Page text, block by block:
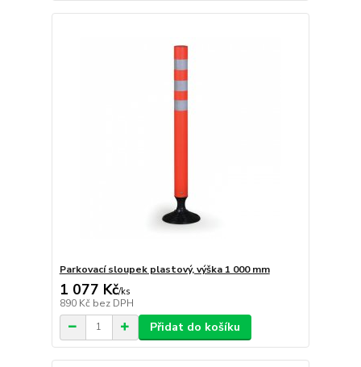
Parkovací sloupek plastový, výška 1 000 mm
1 077 Kč/ks
890 Kč bez DPH
Přidat do košíku